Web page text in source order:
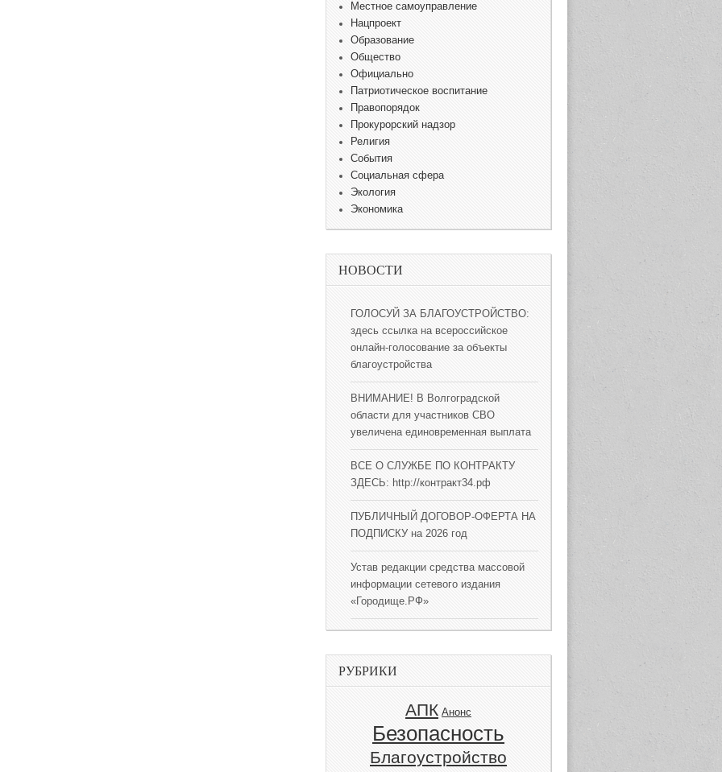
Местное самоуправление
Нацпроект
Образование
Общество
Официально
Патриотическое воспитание
Правопорядок
Прокурорский надзор
Религия
События
Социальная сфера
Экология
Экономика
НОВОСТИ
ГОЛОСУЙ ЗА БЛАГОУСТРОЙСТВО:
здесь ссылка на всероссийское
онлайн-голосование за объекты
благоустройства
ВНИМАНИЕ! В Волгоградской
области для участников СВО
увеличена единовременная выплата
ВСЕ О СЛУЖБЕ ПО КОНТРАКТУ
ЗДЕСЬ: http://контракт34.рф
ПУБЛИЧНЫЙ ДОГОВОР-ОФЕРТА НА
ПОДПИСКУ на 2026 год
Устав редакции средства массовой
информации сетевого издания
«Городище.РФ»
РУБРИКИ
АПК Анонс
Безопасность
Благоустройство